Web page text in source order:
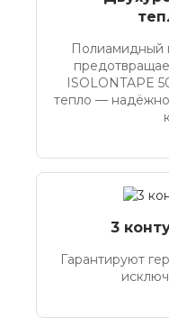
Полиамидный
ISOLONTAPE
тепло —
3
Гарантируют